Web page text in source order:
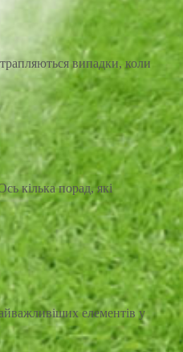
випадки, коли
кілька порад, які
елементів у